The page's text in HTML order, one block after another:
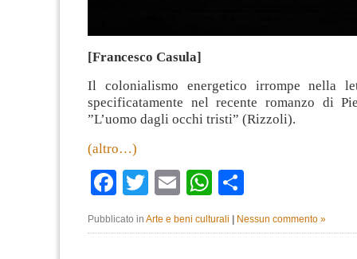
[Francesco Casula]
Il colonialismo energetico irrompe nella
specificatamente nel recente romanzo di
”L’uomo dagli occhi tristi” (Rizzoli).
(altro…)
Facebook
TwitterEmailWhatsApp
Pubblicato in Arte e beni culturali | Nessun commento »